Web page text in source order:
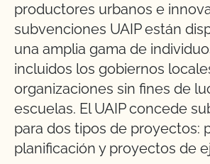
productores urbanos e
subvenciones UAIP están
una amplia gama de
incluidos los gobiernos
organizaciones sin fines de
escuelas. El UAIP concede
para dos tipos de proyectos:
planificación y proyectos de